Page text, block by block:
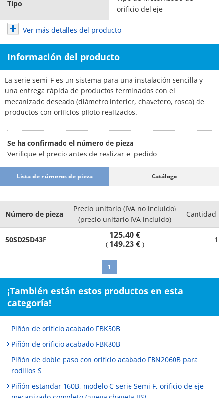
Tipo
orificio del eje
Ver más detalles del producto
Información del producto
La serie semi-F es un sistema para una instalación sencilla y
una entrega rápida de productos terminados con el
mecanizado deseado (diámetro interior, chavetero, rosca) de
productos con orificios piloto realizados.
Se ha confirmado el número de pieza
Verifique el precio antes de realizar el pedido
Lista de números de pieza Catálogo
Número de pieza
Precio unitario (IVA no incluido)
(precio unitario IVA incluido)
Cantidad
50SD25D43F 125.40 €
( 149.23 € )
1
¡También están estos productos en esta
categoría!
Piñón de orificio acabado FBK50B
Piñón de orificio acabado FBK80B
Piñón de doble paso con orificio acabado FBN2060B para
rodillos S
Piñón estándar 160B, modelo C serie Semi-F, orificio de eje